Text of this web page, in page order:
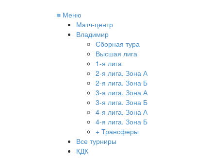
≡ Меню
Матч-центр
Владимир
Сборная тура
Высшая лига
1-я лига
2-я лига. Зона А
2-я лига. Зона Б
3-я лига. Зона А
3-я лига. Зона Б
4-я лига. Зона А
4-я лига. Зона Б
+ Трансферы
Все турниры
КДК